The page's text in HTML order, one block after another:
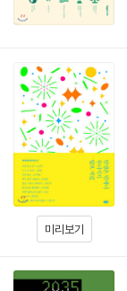
미리보기